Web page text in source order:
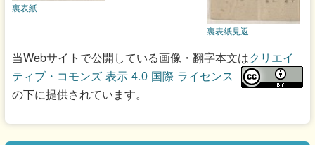
裏表紙見返
裏表紙
当Webサイトで公開している画像・翻字本文はクリエイ
ティブ・コモンズ 表示 4.0 国際 ライセンス
の下に提供されています。